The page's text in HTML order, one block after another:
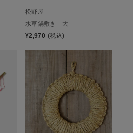
松野屋
水草鍋敷き 大
¥2,970 (税込)